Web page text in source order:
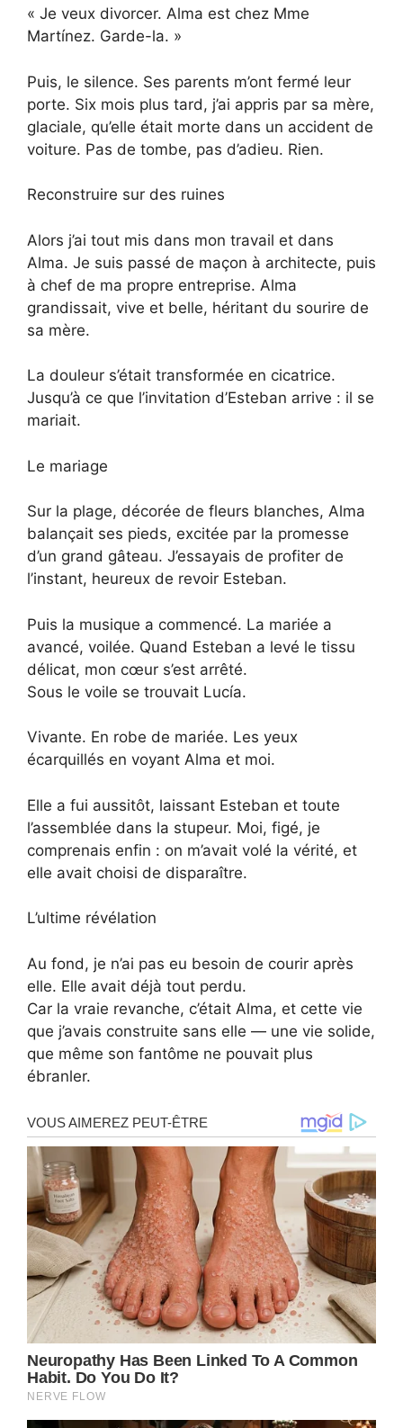
« Je veux divorcer. Alma est chez Mme
Martínez. Garde-la. »
Puis, le silence. Ses parents m’ont fermé leur
porte. Six mois plus tard, j’ai appris par sa mère,
glaciale, qu’elle était morte dans un accident de
voiture. Pas de tombe, pas d’adieu. Rien.
Reconstruire sur des ruines
Alors j’ai tout mis dans mon travail et dans
Alma. Je suis passé de maçon à architecte, puis
à chef de ma propre entreprise. Alma
grandissait, vive et belle, héritant du sourire de
sa mère.
La douleur s’était transformée en cicatrice.
Jusqu’à ce que l’invitation d’Esteban arrive : il se
mariait.
Le mariage
Sur la plage, décorée de fleurs blanches, Alma
balançait ses pieds, excitée par la promesse
d’un grand gâteau. J’essayais de profiter de
l’instant, heureux de revoir Esteban.
Puis la musique a commencé. La mariée a
avancé, voilée. Quand Esteban a levé le tissu
délicat, mon cœur s’est arrêté.
Sous le voile se trouvait Lucía.
Vivante. En robe de mariée. Les yeux
écarquillés en voyant Alma et moi.
Elle a fui aussitôt, laissant Esteban et toute
l’assemblée dans la stupeur. Moi, figé, je
comprenais enfin : on m’avait volé la vérité, et
elle avait choisi de disparaître.
L’ultime révélation
Au fond, je n’ai pas eu besoin de courir après
elle. Elle avait déjà tout perdu.
Car la vraie revanche, c’était Alma, et cette vie
que j’avais construite sans elle — une vie solide,
que même son fantôme ne pouvait plus
ébranler.